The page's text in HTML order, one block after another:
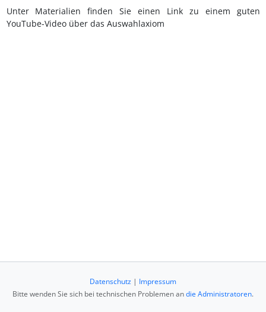
Unter Materialien finden Sie einen Link zu einem guten
YouTube-Video über das Auswahlaxiom
Datenschutz | Impressum
Bitte wenden Sie sich bei technischen Problemen andie Administratoren.